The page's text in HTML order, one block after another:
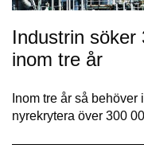
Industrin söker
inom tre år
Inom tre år så
nyrekrytera över 300